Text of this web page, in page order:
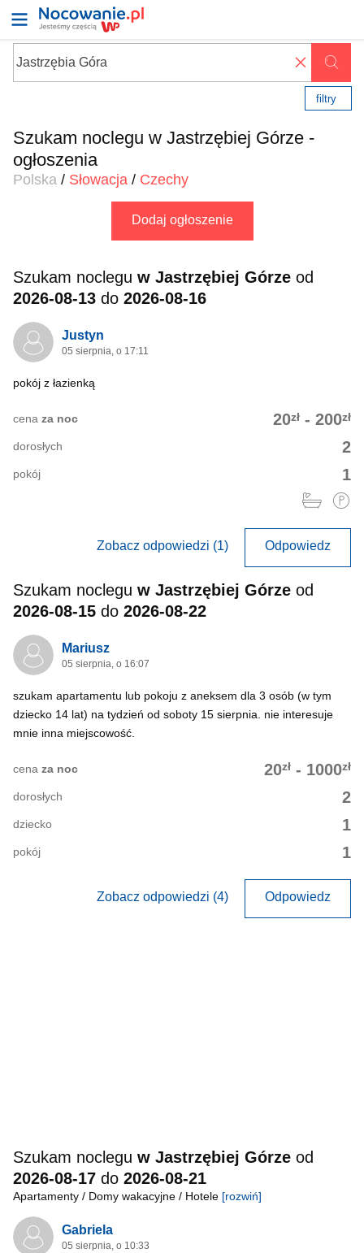
✖
filtry
Szukam noclegu w Jastrzębiej Górze -
ogłoszenia
Polska / Słowacja / Czechy
Dodaj ogłoszenie
Szukam noclegu w Jastrzębiej Górze od
2026-08-13 do 2026-08-16
Justyn
05 sierpnia, o 17:11
pokój z łazienką
20zł - 200zł
cena za noc
2
dorosłych
1
pokój
Zobacz odpowiedzi (1) Odpowiedz
Szukam noclegu w Jastrzębiej Górze od
2026-08-15 do 2026-08-22
Mariusz
05 sierpnia, o 16:07
szukam apartamentu lub pokoju z aneksem dla 3 osób (w tym
dziecko 14 lat) na tydzień od soboty 15 sierpnia. nie interesuje
mnie inna miejscowość.
20zł - 1000zł
cena za noc
2
dorosłych
1
dziecko
1
pokój
Zobacz odpowiedzi (4) Odpowiedz
Szukam noclegu w Jastrzębiej Górze od
2026-08-17 do 2026-08-21
Apartamenty / Domy wakacyjne / Hotele [rozwiń]
Gabriela
05 sierpnia, o 10:33